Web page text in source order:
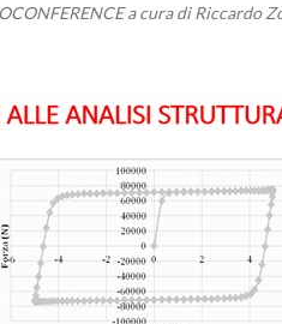
a cura di Riccardo